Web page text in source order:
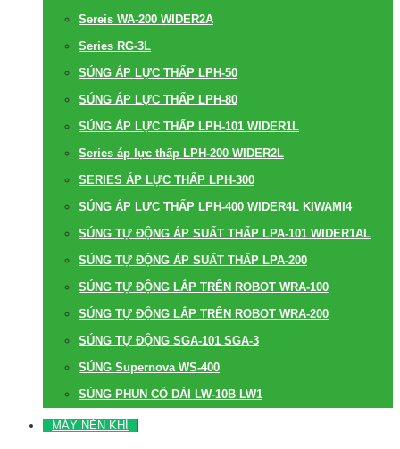
Sereis WA-200 WIDER2A
Series RG-3L
SÚNG ÁP LỰC THẤP LPH-50
SÚNG ÁP LỰC THẤP LPH-80
SÚNG ÁP LỰC THẤP LPH-101 WIDER1L
Series áp lực thấp LPH-200 WIDER2L
SERIES ÁP LỰC THẤP LPH-300
SÚNG ÁP LỰC THẤP LPH-400 WIDER4L KIWAMI4
SÚNG TỰ ĐỘNG ÁP SUẤT THẤP LPA-101 WIDER1AL
SÚNG TỰ ĐỘNG ÁP SUẤT THẤP LPA-200
SÚNG TỰ ĐỘNG LẮP TRÊN ROBOT WRA-100
SÚNG TỰ ĐỘNG LẮP TRÊN ROBOT WRA-200
SÚNG TỰ ĐỘNG SGA-101 SGA-3
SÚNG Supernova WS-400
SÚNG PHUN CỔ DÀI LW-10B LW1
MÁY NÉN KHÍ